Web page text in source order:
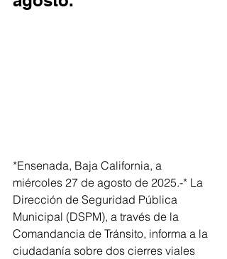
*Ensenada, Baja California, a
miércoles 27 de agosto de 2025.-* La
Dirección de Seguridad Pública
Municipal (DSPM), a través de la
Comandancia de Tránsito, informa a la
ciudadanía sobre dos cierres viales